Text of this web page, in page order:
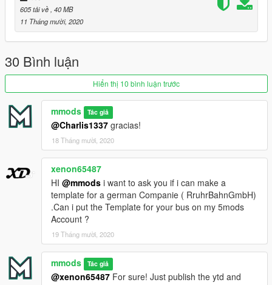
605 tải về, 40 MB
11 Tháng mười, 2020
30 Bình luận
Hiển thị 10 bình luận trước
mmods Tác giả
@Charlis1337 gracias!
18 Tháng mười, 2020
xenon65487
HI @mmods i want to ask you if i can make a
template for a german Companie ( RruhrBahnGmbH)
.Can i put the Template for your bus on my 5mods
Account ?
19 Tháng mười, 2020
mmods Tác giả
@xenon65487 For sure! Just publish the ytd and